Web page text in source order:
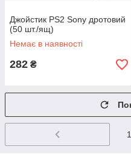
Джойстик PS2 Sony дротовий
(50 шт./ящ)
Немає в наявності
282 ₴
1